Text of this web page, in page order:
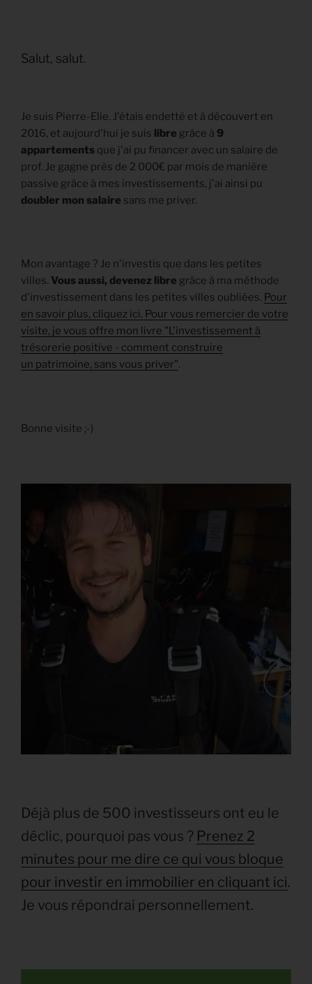
Salut, salut.
Je suis Pierre-Elie. J'étais endetté et à découvert en
2016, et aujourd'hui je suis libre grâce à 9
appartements que j'ai pu financer avec un salaire de
prof. Je gagne près de 2 000€ par mois de manière
passive grâce à mes investissements, j'ai ainsi pu
doubler mon salaire sans me priver.
Mon avantage ? Je n'investis que dans les petites
villes. Vous aussi, devenez libre grâce à ma méthode
d'investissement dans les petites villes oubliées. Pour
en savoir plus, cliquez ici. Pour vous remercier de votre
visite, je vous offre mon livre "L'investissement à
trésorerie positive - comment construire
un patrimoine, sans vous priver".
Bonne visite ;-)
Déjà plus de 500 investisseurs ont eu le
déclic, pourquoi pas vous ? Prenez 2
minutes pour me dire ce qui vous bloque
pour investir en immobilier en cliquant ici.
Je vous répondrai personnellement.